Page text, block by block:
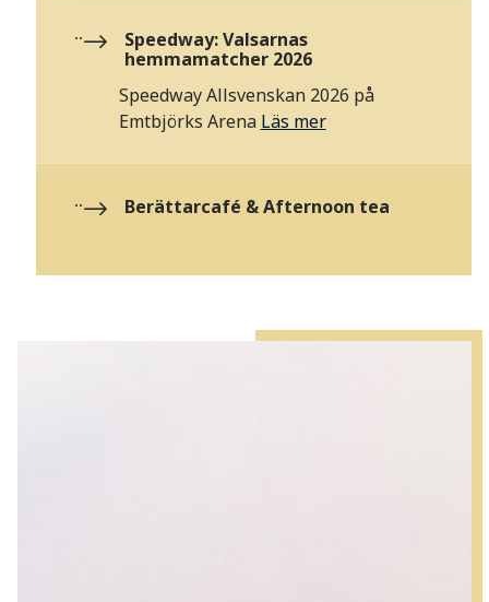
Speedway: Valsarnas
hemmamatcher 2026
Speedway Allsvenskan 2026 på
Emtbjörks Arena Läs mer
Berättarcafé & Afternoon tea